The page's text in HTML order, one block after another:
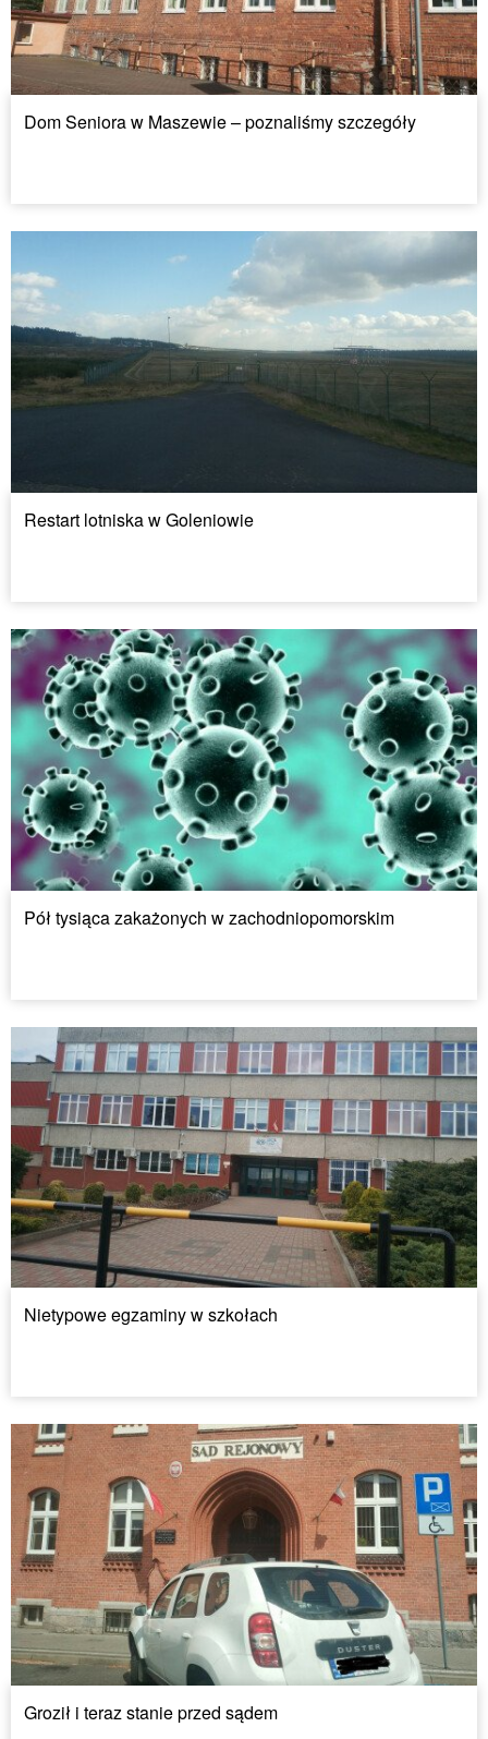
Dom Seniora w Maszewie – poznaliśmy szczegóły
Restart lotniska w Goleniowie
Pół tysiąca zakażonych w zachodniopomorskim
Nietypowe egzaminy w szkołach
Groził i teraz stanie przed sądem